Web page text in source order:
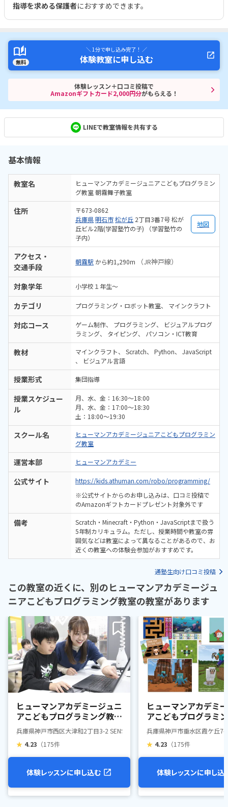
指導を求める保護者におすすめできます。
無料
＼ 1分で申し込み完了！ ／
体験教室に申し込む
体験レッスン＋口コミ投稿で
Amazonギフトカード2,000円分がもらえる！
LINEで教室情報を共有する
基本情報
教室名
ヒューマンアカデミージュニアこどもプログラミン
グ教室 朝霧舞子教室
住所
〒673-0862
兵庫県明石市松が丘 2丁目3番7号 松が
丘ビル2階(学習塾竹の子) （学習塾竹の
子内）
地図
アクセス・
交通手段
朝霧駅 から約1,290m （JR神戸線）
対象学年 小学校１年生〜
カテゴリ プログラミング・ロボット教室 マインクラフト
対応コース ゲーム制作 プログラミング
ビジュアルプログ
ラミング
タイピング パソコン・ICT教育
教材 マインクラフト Scratch Python
JavaScript
ビジュアル言語
授業形式 集団指導
授業スケジュー
ル
月、水、金：16:30〜18:00
月、水、金：17:00〜18:30
土：18:00〜19:30
スクール名
ヒューマンアカデミージュニアこどもプログラミン
グ教室
運営本部 ヒューマンアカデミー
公式サイト
https://kids.athuman.com/robo/programming/
※公式サイトからのお申し込みは、口コミ投稿で
のAmazonギフトカードプレゼント対象外です
備考
Scratch・Minecraft・Python・JavaScriptまで扱う
5年制カリキュラム。ただし、授業時間や教室の雰
囲気などは教室によって異なることがあるので、お
近くの教室への体験会参加がおすすめです。
通塾生向け口コミ投稿
この教室の近くに、別のヒューマンアカデミージュ
ニアこどもプログラミング教室の教室があります
ヒューマンアカデミージュニ
アこどもプログラミング教室
長坂教室
兵庫県神戸市西区大津和2丁目3-2 SENSE神戸西 1F
★ 4.23 （175件
体験レッスンに申し込む
ヒューマンアカデミ
アこどもプログラミ
霞ヶ丘教室
兵庫県神戸市垂水区霞ケ丘7-
★ 4.23 （175件
体験レッスンに申し込